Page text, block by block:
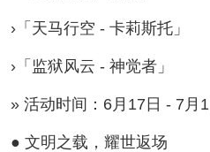
›「天马行空 - 卡莉斯托」
›「监狱风云 - 神觉者」
» 活动时间：6月17日 - 7月1
● 文明之载，耀世返场